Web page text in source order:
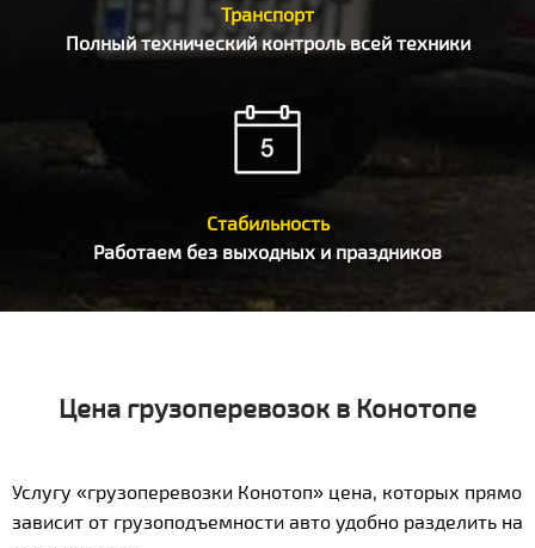
Транспорт
Полный технический контроль всей техники
Стабильность
Работаем без выходных и праздников
Цена грузоперевозок в Конотопе
Услугу «грузоперевозки Конотоп» цена, которых прямо
зависит от грузоподъемности авто удобно разделить на